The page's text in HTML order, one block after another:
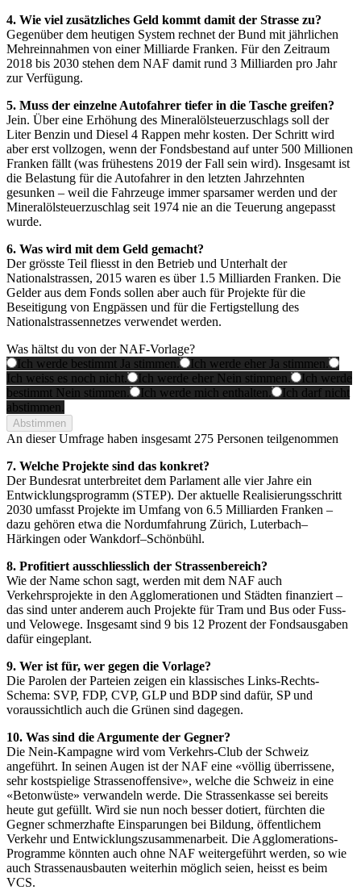
4. Wie viel zusätzliches Geld kommt damit der Strasse zu?
Gegenüber dem heutigen System rechnet der Bund mit jährlichen
Mehreinnahmen von einer Milliarde Franken. Für den Zeitraum
2018 bis 2030 stehen dem NAF damit rund 3 Milliarden pro Jahr
zur Verfügung.
5. Muss der einzelne Autofahrer tiefer in die Tasche greifen?
Jein. Über eine Erhöhung des Mineralölsteuerzuschlags soll der
Liter Benzin und Diesel 4 Rappen mehr kosten. Der Schritt wird
aber erst vollzogen, wenn der Fondsbestand auf unter 500 Millionen
Franken fällt (was frühestens 2019 der Fall sein wird). Insgesamt ist
die Belastung für die Autofahrer in den letzten Jahrzehnten
gesunken – weil die Fahrzeuge immer sparsamer werden und der
Mineralölsteuerzuschlag seit 1974 nie an die Teuerung angepasst
wurde.
6. Was wird mit dem Geld gemacht?
Der grösste Teil fliesst in den Betrieb und Unterhalt der
Nationalstrassen, 2015 waren es über 1.5 Milliarden Franken. Die
Gelder aus dem Fonds sollen aber auch für Projekte für die
Beseitigung von Engpässen und für die Fertigstellung des
Nationalstrassennetzes verwendet werden.
Was hältst du von der NAF-Vorlage?
Ich werde bestimmt Ja stimmen.
Ich werde eher Ja stimmen.
Ich weiss es noch nicht.
Ich werde eher Nein stimmen.
Ich werde
bestimmt Nein stimmen.
Ich werde mich enthalten.
Ich darf nicht
abstimmen.
Abstimmen
An dieser Umfrage haben insgesamt 275 Personen teilgenommen
7. Welche Projekte sind das konkret?
Der Bundesrat unterbreitet dem Parlament alle vier Jahre ein
Entwicklungsprogramm (STEP). Der aktuelle Realisierungsschritt
2030 umfasst Projekte im Umfang von 6.5 Milliarden Franken –
dazu gehören etwa die Nordumfahrung Zürich, Luterbach–
Härkingen oder Wankdorf–Schönbühl.
8. Profitiert ausschliesslich der Strassenbereich?
Wie der Name schon sagt, werden mit dem NAF auch
Verkehrsprojekte in den Agglomerationen und Städten finanziert –
das sind unter anderem auch Projekte für Tram und Bus oder Fuss-
und Velowege. Insgesamt sind 9 bis 12 Prozent der Fondsausgaben
dafür eingeplant.
9. Wer ist für, wer gegen die Vorlage?
Die Parolen der Parteien zeigen ein klassisches Links-Rechts-
Schema: SVP, FDP, CVP, GLP und BDP sind dafür, SP und
voraussichtlich auch die Grünen sind dagegen.
10. Was sind die Argumente der Gegner?
Die Nein-Kampagne wird vom Verkehrs-Club der Schweiz
angeführt. In seinen Augen ist der NAF eine «völlig überrissene,
sehr kostspielige Strassenoffensive», welche die Schweiz in eine
«Betonwüste» verwandeln werde. Die Strassenkasse sei bereits
heute gut gefüllt. Wird sie nun noch besser dotiert, fürchten die
Gegner schmerzhafte Einsparungen bei Bildung, öffentlichem
Verkehr und Entwicklungszusammenarbeit. Die Agglomerations-
Programme könnten auch ohne NAF weitergeführt werden, so wie
auch Strassenausbauten weiterhin möglich seien, heisst es beim
VCS.